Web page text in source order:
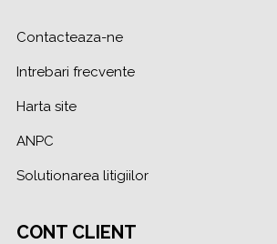
Contacteaza-ne
Intrebari frecvente
Harta site
ANPC
Solutionarea litigiilor
CONT CLIENT